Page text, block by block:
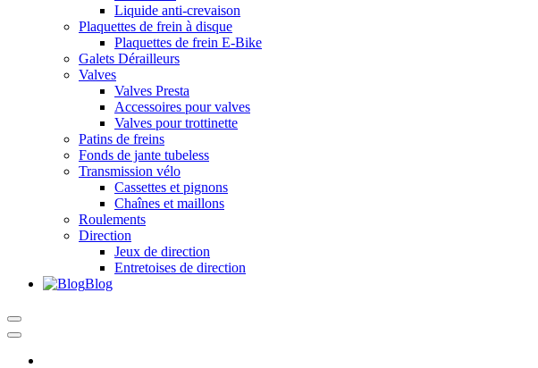
Liquide anti-crevaison
Plaquettes de frein à disque
Plaquettes de frein E-Bike
Galets Dérailleurs
Valves
Valves Presta
Accessoires pour valves
Valves pour trottinette
Patins de freins
Fonds de jante tubeless
Transmission vélo
Cassettes et pignons
Chaînes et maillons
Roulements
Direction
Jeux de direction
Entretoises de direction
Blog